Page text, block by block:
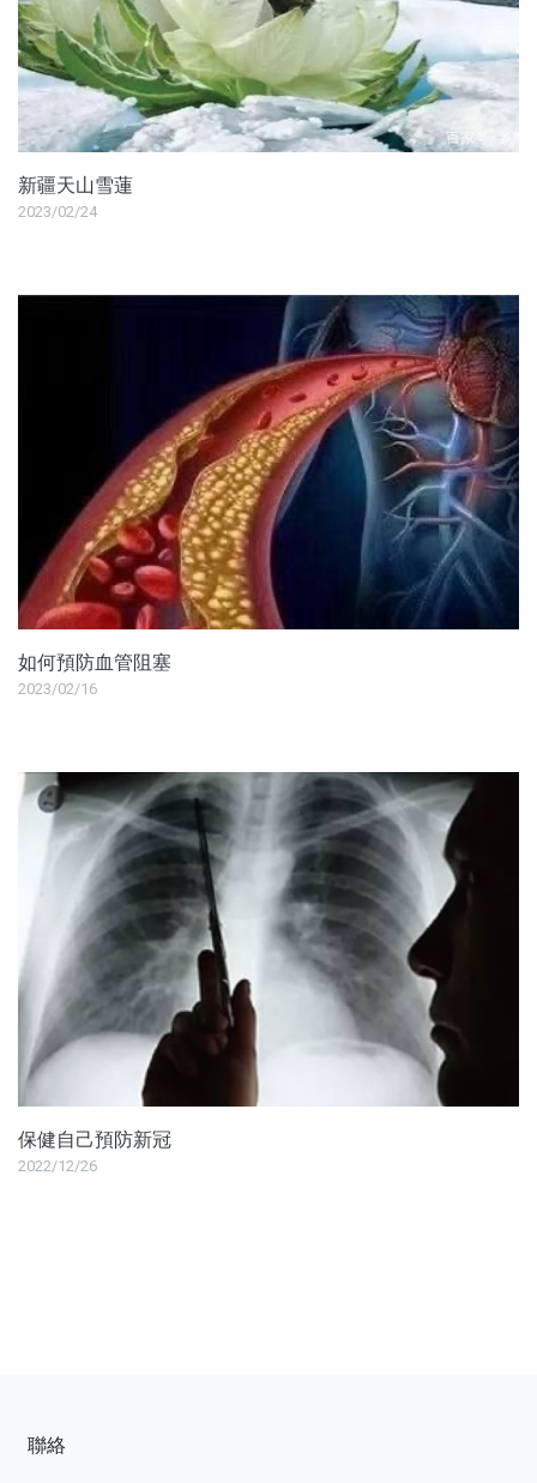
新疆天山雪蓮
2023/02/24
如何預防血管阻塞
2023/02/16
保健自己預防新冠
2022/12/26
聯絡